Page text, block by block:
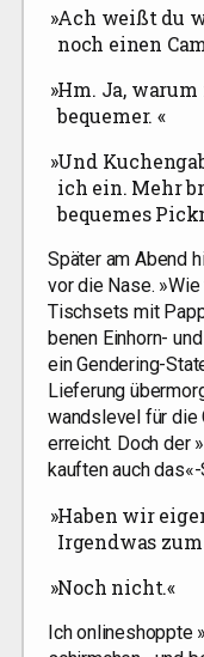
»Ach weißt du
noch einen
»Hm. Ja,
bequemer. «
»Und
ich ein. Mehr
beque­mes
Spä­ter am Abend
vor die Nase.
Tisch­sets mit
be­nen Ein­horn-
ein Gen­de­ring-
Lie­fe­rung
wands­le­vel für die
erreicht. Doch der
kauf­ten auch
»Haben wir
Irgend­was
»Noch nicht.«
Ich online­shopp­te